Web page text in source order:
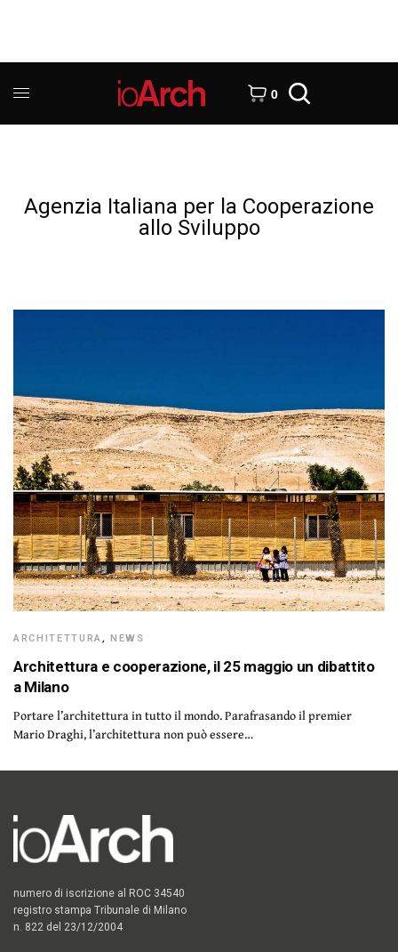
0
Agenzia Italiana per la Cooperazione
allo Sviluppo
ARCHITETTURA,NEWS
Architettura e cooperazione, il 25 maggio un dibattito
a Milano
Portare l’architettura in tutto il mondo. Parafrasando il premier
Mario Draghi, l’architettura non può essere…
numero di iscrizione al ROC 34540
registro stampa Tribunale di Milano
n. 822 del 23/12/2004